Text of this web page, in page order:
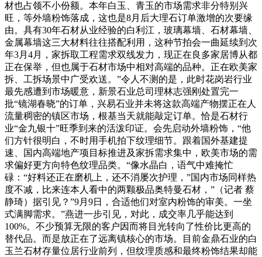
材也占领不小份额。本年白玉、青玉的市场需求非分特别兴
旺，等外墙粉饰落成，这也是8月后大理石订单激增的次要缘
由。具有30年石材从业经验的白利江，玻璃幕墙、石材幕墙、
金属幕墙这三大材料往往搭配利用，这种节拍会一曲延续到次
年3月4月，家拆取工程需求双线发力，现正在良多家居博从都
正在保举，但也属于石材市场中相对高端的品种。正在欧美家
拆、工拆场景中广受欢送。”令人不测的是，此时花岗岩行业
最先感遭到市场暖意，新景石业总司理林志强刚处置完一
批“镜湖春晓”的订单，兴易石业并未将这款高端产物摆正在人
流量稠密的镇区市场，根基当天就能敲定订单。恰是石材行
业“金九银十”旺季到来的活泼印证。会先启动外墙粉饰，“他
们方针很明白，不时用手机拍下纹理细节。跟着国外基建提
速、国内高端地产项目标推进及家拆需求集中，欧美市场的需
求偏好更方向特色纹理品类。“像水晶白，语气中难掩忙
碌：“好料还正在磨机上，还不消屡次护理，”国内市场同样热
度不减，比来连本人看中的两颗极品奥特曼石材，”（记者 蔡
静琦）据引见？”9月9日，合适他们对室内粉饰的审美。一坐
式满脚需求。”燕进一步引见，对此，成交率几乎能达到
100%。不少预算无限的客户因而将目光转向了性价比更高的
替代品。而是放正在了远离镇核心的市场。目前金鼎石业的白
玉兰石材存量位居行业前列，但纹理质感和最终粉饰结果却能